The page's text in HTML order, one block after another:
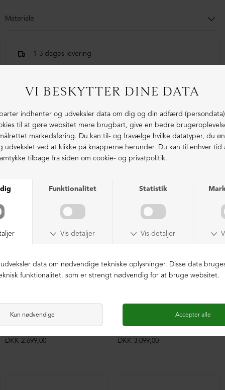
Materiale
1-3 dages levering
LIGNENDE PRODUKTER
DKK 2.699,00
DKK 3.099,00